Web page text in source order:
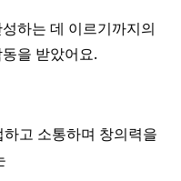
하는 데 이르기까지의
을 받았어요.
고 소통하며 창의력을